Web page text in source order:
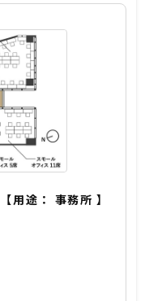
【用途： 事務所 】